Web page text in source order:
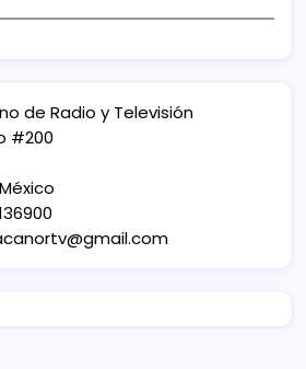
de Radio y Televisión
#200